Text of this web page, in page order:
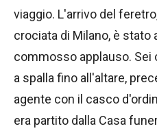
viaggio. L'arrivo del
crociata di Milano, è stato
commosso applauso. Sei
a spalla fino all'altare,
agente con il casco
era partito dalla Casa